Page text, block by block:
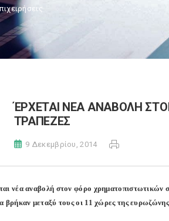
ΈΡΧΕΤΑΙ ΝΕΑ ΑΝΑΒΟΛΗ
ΤΡΑΠΕΖΕΣ
9 Δεκεμβρίου, 2014
νέα αναβολή στον φόρο χρηματοπιστωτικών
βρήκαν μεταξύ τους οι 11 χώρες της